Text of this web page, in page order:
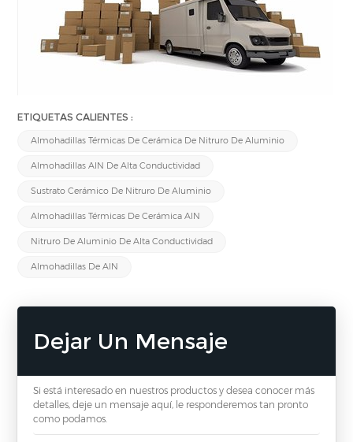
ETIQUETAS CALIENTES :
Almohadillas Térmicas De Cerámica De Nitruro De Aluminio
Almohadillas AlN De Alta Conductividad
Sustrato Cerámico De Nitruro De Aluminio
Almohadillas Térmicas De Cerámica AlN
Nitruro De Aluminio De Alta Conductividad
Almohadillas De AlN
Dejar Un Mensaje
Si está interesado en nuestros productos y desea conocer más
detalles, deje un mensaje aquí, le responderemos tan pronto
como podamos.